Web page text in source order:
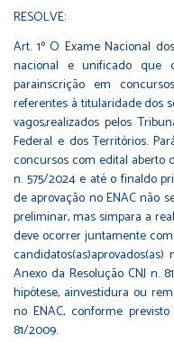
RESOLVE:
Art. 1º O Exame Nacional
nacional e unificado que
parainscrição em
referentes à titularidade dos
vagos,realizados pelos
Federal e dos Territórios.
concursos com edital aberto
n. 575/2024 e até o finaldo
de aprovação no ENAC não
preliminar, mas simpara a
deve ocorrer juntamente
Anexo da Resolução CNJ n.
hipótese, ainvestidura ou
no ENAC, conforme
81/2009.